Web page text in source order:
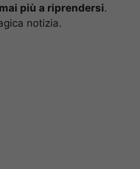
più a riprendersi.
notizia.